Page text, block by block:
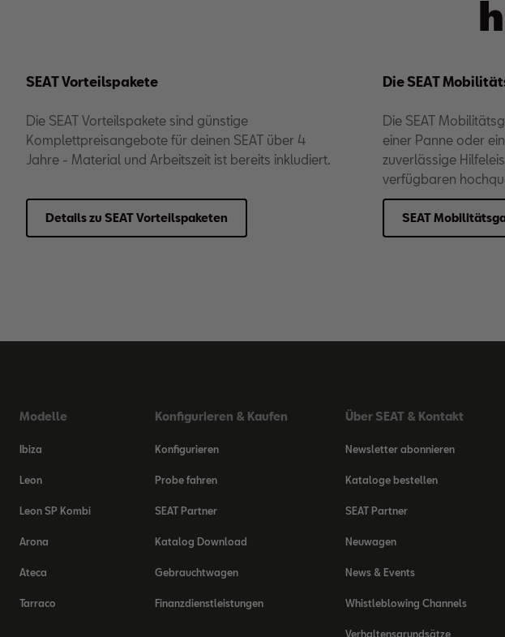
SEAT Vorteilspakete
Die SEAT Vorteilspakete sind günstige
Komplettpreisangebote für deinen SEAT über 4
Jahre - Material und Arbeitszeit ist bereits inkludiert.
Details zu SEAT Vorteilspaketen
Die SEAT
Die SEAT
einer Panne oder
zuverlässige
verfügbaren
SEAT
Modelle
Ibiza
Leon
Leon SP Kombi
Arona
Ateca
Tarraco
Konfigurieren & Kaufen
Konfigurieren
Probe fahren
SEAT Partner
Katalog Download
Gebrauchtwagen
Finanzdienstleistungen
Über SEAT & Kontakt
Newsletter abonnieren
Kataloge bestellen
SEAT Partner
Neuwagen
News & Events
Whistleblowing Channels
Verhaltensgrundsätze